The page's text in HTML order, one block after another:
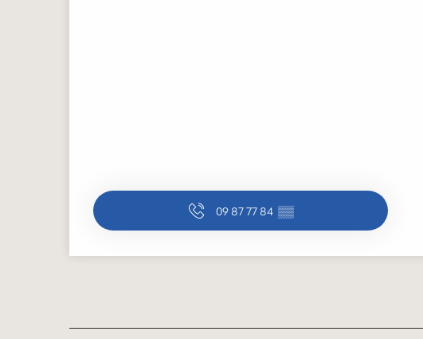
09 87 77 84 ▒▒